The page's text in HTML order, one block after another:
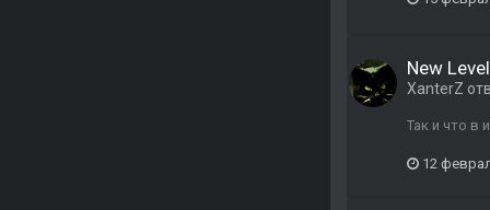
New
XanterZ
Так и что в
12